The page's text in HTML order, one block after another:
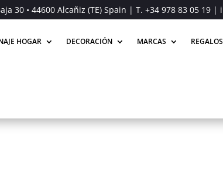
30 • 44600 Alcañiz (TE) Spain | T. +34 978 83 05 19|
HOGAR DECORACIÓN MARCAS